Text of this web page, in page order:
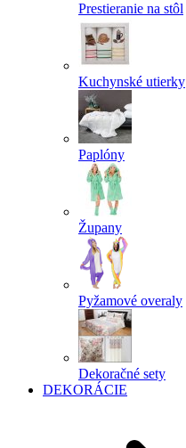
Prestieranie na stôl
Kuchynské utierky
Paplóny
Župany
Pyžamové overaly
Dekoračné sety
DEKORÁCIE